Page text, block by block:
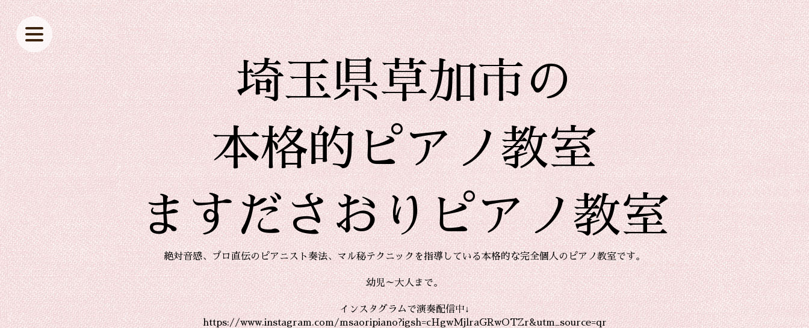
埼玉県草加市の
本格的ピアノ教室
ますださおりピアノ教室
絶対音感、プロ直伝のピアニスト奏法、マル秘テクニックを指導している本格的な完全個人のピアノ教室です。
幼児～大人まで。
インスタグラムで演奏配信中↓
https://www.instagram.com/msaoripiano?igsh=cHgwMjlraGRwOTZr&utm_source=qr